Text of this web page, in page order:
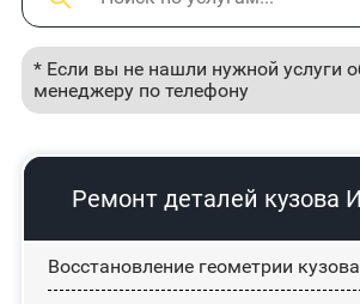
* Если вы не нашли нужной услуги
менеджеру по телефону
Ремонт деталей кузова
Восстановление геометрии кузова